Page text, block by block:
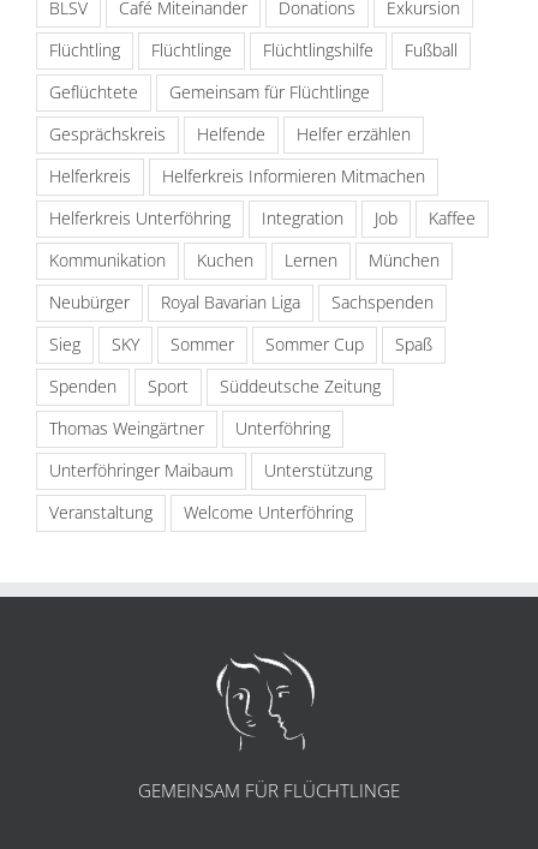
BLSV
Café Miteinander Donations
Exkursion
Flüchtling
Flüchtlinge Flüchtlingshilfe
Fußball
Geflüchtete
Gemeinsam für Flüchtlinge
Gesprächskreis
Helfende
Helfer erzählen
Helferkreis
Helferkreis Informieren Mitmachen
Helferkreis Unterföhring
Integration Job
Kaffee
Kommunikation
Kuchen Lernen
München
Neubürger
Royal Bavarian Liga
Sachspenden
Sieg
SKY Sommer Sommer Cup
Spaß
Spenden
Sport
Süddeutsche Zeitung
Thomas Weingärtner
Unterföhring
Unterföhringer Maibaum
Unterstützung
Veranstaltung
Welcome Unterföhring
GEMEINSAM FÜR FLÜCHTLINGE